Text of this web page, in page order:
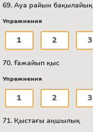
69. Ауа райын бақылайық
Упражнения
1 2 3
70. Ғажайып қыс
Упражнения
1 2 3
71. Қыстағы аңшылық